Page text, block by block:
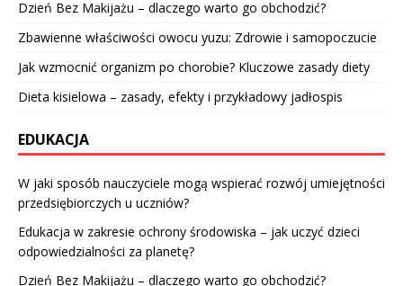
Dzień Bez Makijażu – dlaczego warto go obchodzić?
Zbawienne właściwości owocu yuzu: Zdrowie i samopoczucie
Jak wzmocnić organizm po chorobie? Kluczowe zasady diety
Dieta kisielowa – zasady, efekty i przykładowy jadłospis
EDUKACJA
W jaki sposób nauczyciele mogą wspierać rozwój umiejętności
przedsiębiorczych u uczniów?
Edukacja w zakresie ochrony środowiska – jak uczyć dzieci
odpowiedzialności za planetę?
Dzień Bez Makijażu – dlaczego warto go obchodzić?